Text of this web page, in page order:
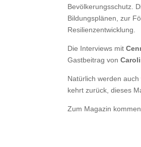
Bevölkerungsschutz.
Bildungsplänen, zur
Resilienzentwicklung.
Die Interviews mit
Gastbeitrag von
Natürlich werden
kehrt zurück, dieses
Zum Magazin